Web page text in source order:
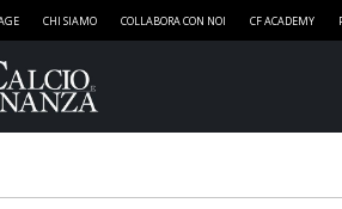
CHI SIAMO COLLABORA CON NOI CF ACADEMY